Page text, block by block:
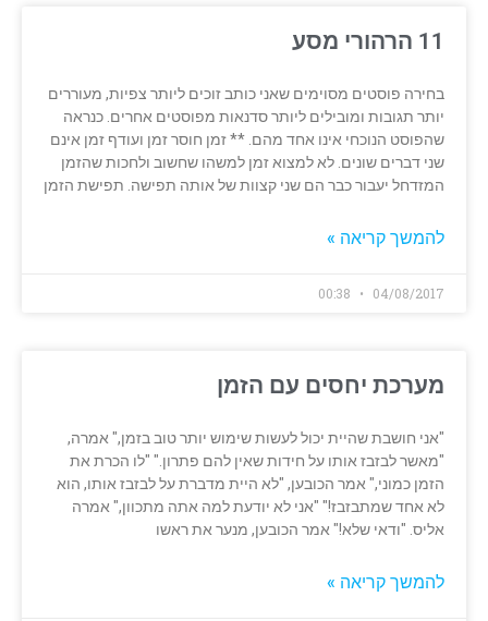
11 הרהורי מסע
בחירה פוסטים מסוימים שאני כותב זוכים ליותר צפיות, מעוררים
יותר תגובות ומובילים ליותר סדנאות מפוסטים אחרים. כנראה
שהפוסט הנוכחי אינו אחד מהם. ** זמן חוסר זמן ועודף זמן אינם
שני דברים שונים. לא למצוא זמן למשהו שחשוב ולחכות שהזמן
המזדחל יעבור כבר הם שני קצוות של אותה תפישה. תפישת הזמן
להמשך קריאה »
04/08/2017
מערכת יחסים עם הזמן
"אני חושבת שהיית יכול לעשות שימוש יותר טוב בזמן," אמרה,
"מאשר לבזבז אותו על חידות שאין להם פתרון." "לו הכרת את
הזמן כמוני," אמר הכובען, "לא היית מדברת על לבזבז אותו, הוא
לא אחד שמתבזבז!" "אני לא יודעת למה אתה מתכוון," אמרה
אליס. "ודאי שלא!" אמר הכובען, מנער את ראשו
להמשך קריאה »